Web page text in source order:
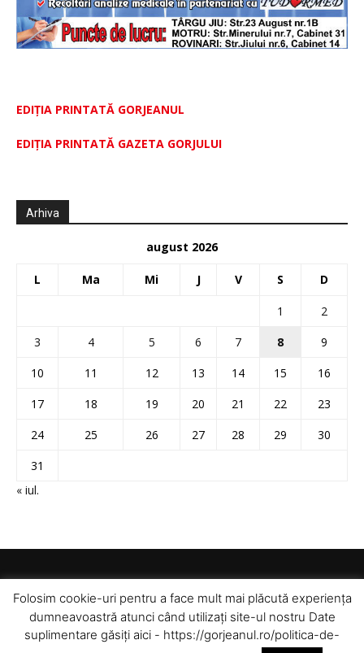
EDIȚIA PRINTATĂ GORJEANUL
EDIŢIA PRINTATĂ GAZETA GORJULUI
Arhiva
august 2026
L Ma Mi J V S D
1
2
3
4 5 6 7 8
9
10
11 12 13 14 15
16
17
18 19 20 21 22
23
24
25 26 27 28 29
30
31
« iul.
Folosim cookie-uri pentru a face mult mai plăcută experiența
dumneavoastră atunci când utilizați site-ul nostru Date
suplimentare găsiți aici - https://gorjeanul.ro/politica-de-